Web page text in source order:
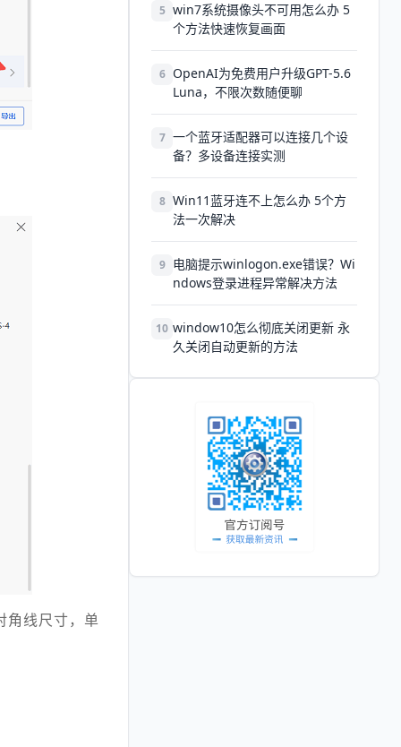
角线尺寸，单
5 win7系统摄像头不可用怎么办 5
个方法快速恢复画面
6 OpenAI为免费用户升级GPT-5.6
Luna，不限次数随便聊
7 一个蓝牙适配器可以连接几个设
备？多设备连接实测
8 Win11蓝牙连不上怎么办 5个方
法一次解决
9 电脑提示winlogon.exe错误？Wi
ndows登录进程异常解决方法
10 window10怎么彻底关闭更新 永
久关闭自动更新的方法